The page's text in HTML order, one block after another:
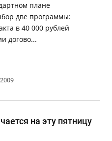
плане
две программы:
в 40 000 рублей
догово...
на эту пятницу